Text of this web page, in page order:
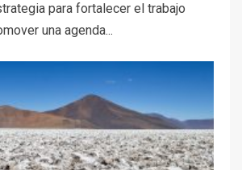
para fortalecer el trabajo
una agenda...